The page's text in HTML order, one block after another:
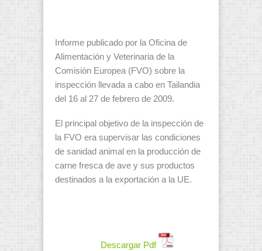
Informe publicado por la Oficina de
Alimentación y Veterinaria de la
Comisión Europea (FVO) sobre la
inspección llevada a cabo en Tailandia
del 16 al 27 de febrero de 2009.
El principal objetivo de la inspección de
la FVO era supervisar las condiciones
de sanidad animal en la producción de
carne fresca de ave y sus productos
destinados a la exportación a la UE.
Descargar Pdf